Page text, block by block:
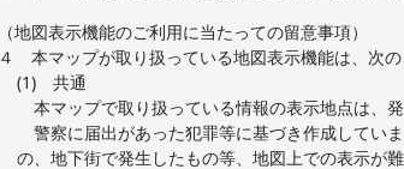
（地図表示機能のご利用に当たっての留意事項）
４
本マップが取り扱っている地図表示機能は、次の
(1) 共通
本マップで取り扱っている情報の表示地点は、
警察に届出があった犯罪等に基づき作成してい
の、地下街で発生したもの等、地図上での表示が